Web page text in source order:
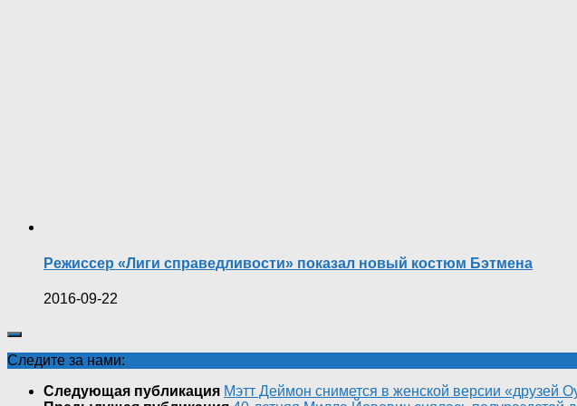
Режиссер «Лиги справедливости» показал новый костюм Бэтмена
2016-09-22
Следите за нами:
Следующая публикация Мэтт Деймон снимется в женской версии «друзей